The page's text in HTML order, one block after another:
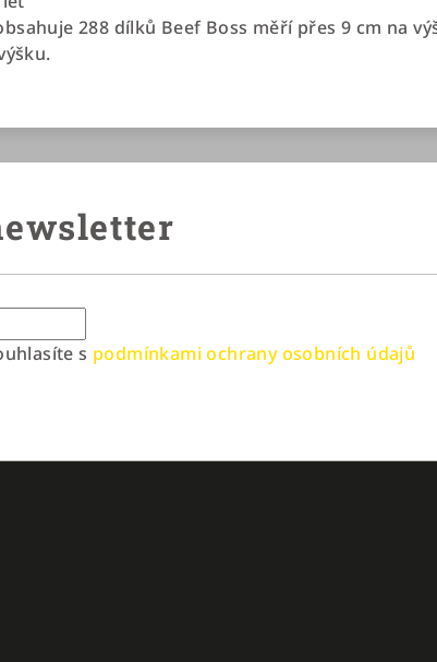
288 dílků Beef Boss měří přes 9 cm na
s podmínkami ochrany osobních údajů